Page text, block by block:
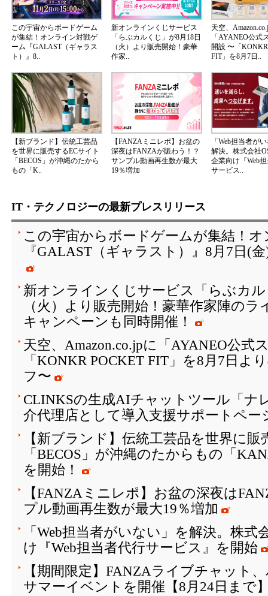
この宇宙からボードゲーム
が集結！オンライン対戦ゲ
ーム『GALAST（ギャラス
ト）』8..
新オンラインくじサービス
「らぶカルくじ」が8月18日
（火）より販売開始！豪華
作家..
天空、
「AYANEO公式
開設 〜「
FIT」を8月7日..
【新ブランド】伝統工芸品
を世界に販売するECサイト
「BECOS」が沖縄のたから
もの「K..
【FANZAミニレポ】お盆の
深夜はFANZAが賑わう！？
サンプル動画再生数が最大
19％増加
「Web担当者が
解決。株式会社
企業向け『Web
サービス..
IT・テクノロジーの最新プレスリリース
この宇宙からボードゲームが集結！
『GALAST（ギャラスト）』8月7日(
新オンラインくじサービス「らぶカ
（火）より販売開始！豪華作家陣の
キャンペーンも同時開催！
天空、Amazon.co.jpに「AYANEO公式
「KONKR POCKET FIT」を8月7日よ
フ〜
CLINKSの生成AIチャットツール「ナ
介代理店として導入支援サポートペー
【新ブランド】伝統工芸品を世界に販
「BECOS」が沖縄のたからもの「
を開始！
【FANZAミニレポ】お盆の深夜は
プル動画再生数が最大19％増加
「Web担当者がいない」を解決。株式
け『Web担当者代行サービス』を開始
【期間限定】FANZAライブチャット
サマーイベントを開催【8月24日まで